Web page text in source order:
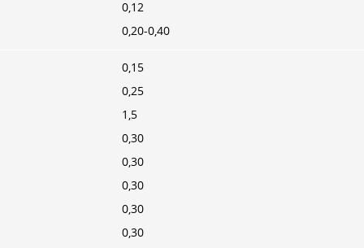
0,12
0,20-0,40
0,15
0,25
1,5
0,30
0,30
0,30
0,30
0,30